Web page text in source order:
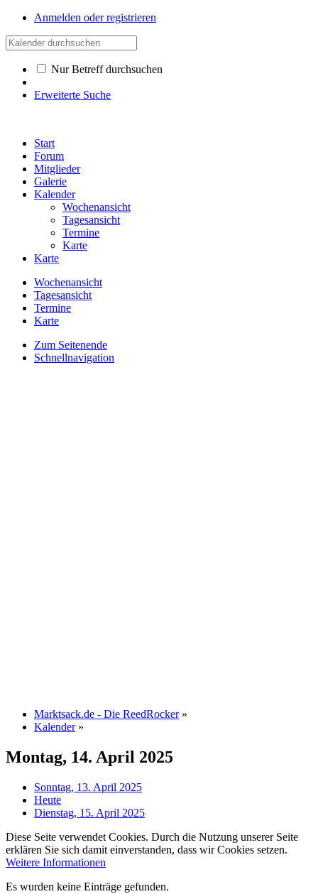
Anmelden oder registrieren
Nur Betreff durchsuchen
Erweiterte Suche
Start
Forum
Mitglieder
Galerie
Kalender
Wochenansicht
Tagesansicht
Termine
Karte
Karte
Wochenansicht
Tagesansicht
Termine
Karte
Zum Seitenende
Schnellnavigation
Marktsack.de - Die ReedRocker »
Kalender »
Montag, 14. April 2025
Sonntag, 13. April 2025
Heute
Dienstag, 15. April 2025
Diese Seite verwendet Cookies. Durch die Nutzung unserer Seite
erklären Sie sich damit einverstanden, dass wir Cookies setzen.
Weitere Informationen
Es wurden keine Einträge gefunden.